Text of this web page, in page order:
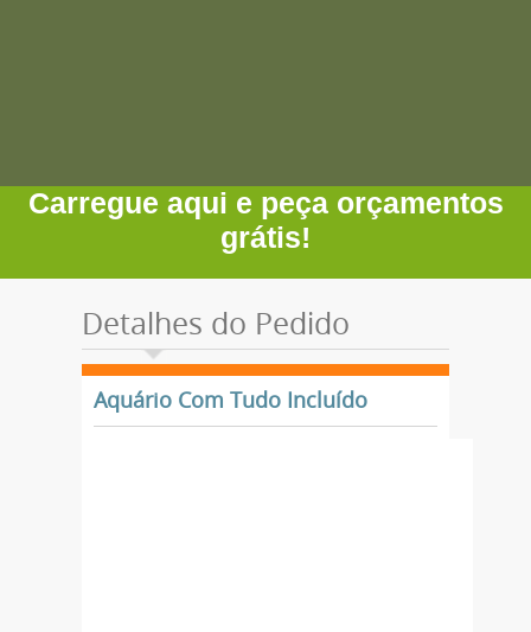
Carregue aqui e peça orçamentos
grátis!
Detalhes do Pedido
Aquário Com Tudo Incluído